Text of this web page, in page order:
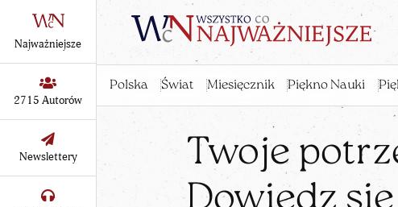
Polska Świat Miesięcznik Piękno Nauki
Najważniejsze
2715 Autorów
Newslettery
Twoje